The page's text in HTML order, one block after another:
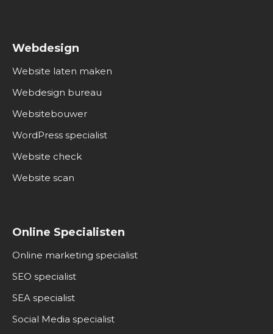
Webdesign
Website laten maken
Webdesign bureau
Websitebouwer
WordPress specialist
Website check
Website scan
Online Specialisten
Online marketing specialist
SEO specialist
SEA specialist
Social Media specialist